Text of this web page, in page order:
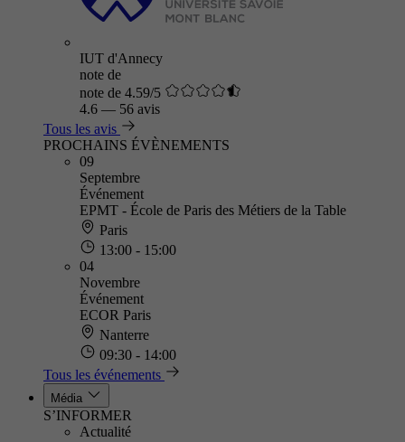
IUT d'Annecy
note de
note de 4.59/5
4.6 — 56 avis
Tous les avis
PROCHAINS ÉVÈNEMENTS
09
Septembre
Événement
EPMT - École de Paris des Métiers de la Table
Paris
13:00 - 15:00
04
Novembre
Événement
ECOR Paris
Nanterre
09:30 - 14:00
Tous les événements
Média
S’INFORMER
Actualité